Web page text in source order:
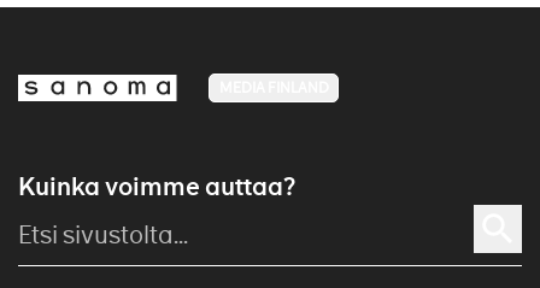
Kuinka voimme auttaa?